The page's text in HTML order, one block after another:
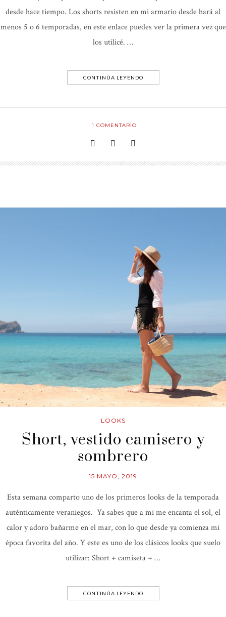
desde hace tiempo. Los shorts resisten en mi armario desde hará al
menos 5 o 6 temporadas, en este enlace puedes ver la primera vez que
los utilicé. …
CONTINÚA LEYENDO
1 COMENTARIO
LOOKS
Short, vestido camisero y
sombrero
15 MAYO, 2019
Esta semana comparto uno de los primeros looks de la temporada
auténticamente veraniegos. Ya sabes que a mi me encanta el sol, el
calor y adoro bañarme en el mar, con lo que desde ya comienza mi
época favorita del año. Y este es uno de los clásicos looks que suelo
utilizar: Short + camiseta + …
CONTINÚA LEYENDO